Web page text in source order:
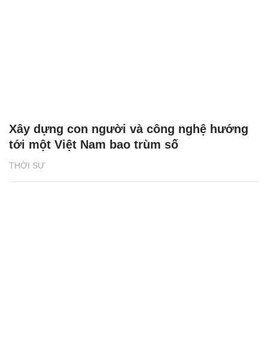
THỜI SỰ
Xây dựng con người và công nghệ hướng
tới một Việt Nam bao trùm số